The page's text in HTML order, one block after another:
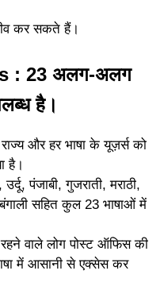
कर सकते हैं।
: 23 अलग-अलग
है।
राज्य और हर भाषा के यूज़र्स को
है।
पंजाबी, गुजराती, मराठी,
सहित कुल 23 भाषाओं में
वाले लोग पोस्ट ऑफिस की
में आसानी से एक्सेस कर